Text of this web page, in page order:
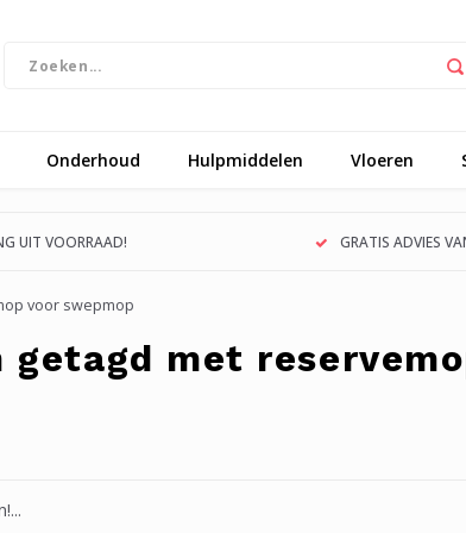
Onderhoud Hulpmiddelen Vloeren
UIT VOORRAAD! GRATIS ADVIES
voor swepmop
getagd met